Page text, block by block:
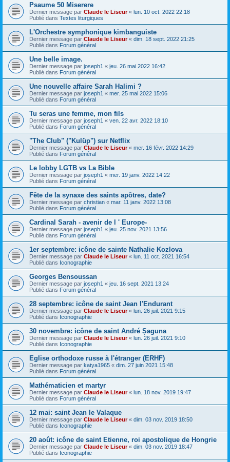
Psaume 50 Miserere
Dernier message par Claude le Liseur« lun. 10 oct. 2022 22:18
Publié dans Textes liturgiques
L'Orchestre symphonique kimbanguiste
Dernier message par Claude le Liseur« dim. 18 sept. 2022 21:25
Publié dans Forum général
Une belle image.
Dernier message par joseph1 « jeu. 26 mai 2022 16:42
Publié dans Forum général
Une nouvelle affaire Sarah Halimi ?
Dernier message par joseph1 « mer. 25 mai 2022 15:06
Publié dans Forum général
Tu seras une femme, mon fils
Dernier message par joseph1 « ven. 22 avr. 2022 18:10
Publié dans Forum général
"The Club" ("Kulüp") sur Netflix
Dernier message par Claude le Liseur« mer. 16 févr. 2022 14:29
Publié dans Forum général
Le lobby LGTB vs La Bible
Dernier message par joseph1 « mer. 19 janv. 2022 14:22
Publié dans Forum général
Fête de la synaxe des saints apôtres, date?
Dernier message par christian « mar. 11 janv. 2022 13:08
Publié dans Forum général
Cardinal Sarah - avenir de l ' Europe-
Dernier message par joseph1 « jeu. 25 nov. 2021 13:56
Publié dans Forum général
1er septembre: icône de sainte Nathalie Kozlova
Dernier message par Claude le Liseur« lun. 11 oct. 2021 16:54
Publié dans Iconographie
Georges Bensoussan
Dernier message par joseph1 « jeu. 16 sept. 2021 13:24
Publié dans Forum général
28 septembre: icône de saint Jean l'Endurant
Dernier message par Claude le Liseur« lun. 26 juil. 2021 9:15
Publié dans Iconographie
30 novembre: icône de saint André Șaguna
Dernier message par Claude le Liseur« lun. 26 juil. 2021 9:10
Publié dans Iconographie
Eglise orthodoxe russe à l'étranger (ERHF)
Dernier message par katya1965 « dim. 27 juin 2021 15:48
Publié dans Forum général
Mathématicien et martyr
Dernier message par Claude le Liseur« lun. 18 nov. 2019 19:47
Publié dans Forum général
12 mai: saint Jean le Valaque
Dernier message par Claude le Liseur« dim. 03 nov. 2019 18:50
Publié dans Iconographie
20 août: icône de saint Etienne, roi apostolique de Hongrie
Dernier message par Claude le Liseur« dim. 03 nov. 2019 18:47
Publié dans Iconographie